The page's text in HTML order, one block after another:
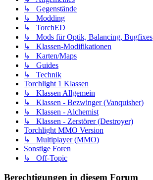
↳ Gegenstände
↳ Modding
↳ TorchED
↳ Mods für Optik, Balancing, Bugfixes
↳ Klassen-Modifikationen
↳ Karten/Maps
↳ Guides
↳ Technik
Torchlight 1 Klassen
↳ Klassen Allgemein
↳ Klassen - Bezwinger (Vanquisher)
↳ Klassen - Alchemist
↳ Klassen - Zerstörer (Destroyer)
Torchlight MMO Version
↳ Multiplayer (MMO)
Sonstige Foren
↳ Off-Topic
Berechtigungen in diesem Forum